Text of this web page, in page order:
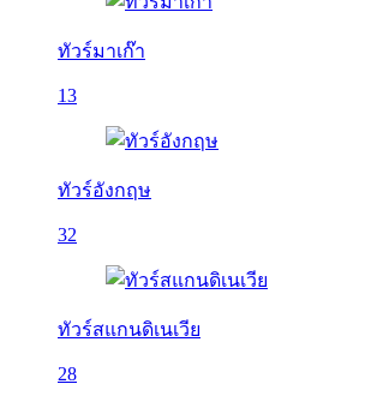
ทัวร์มาเก๊า
13
ทัวร์อังกฤษ
32
ทัวร์สแกนดิเนเวีย
28